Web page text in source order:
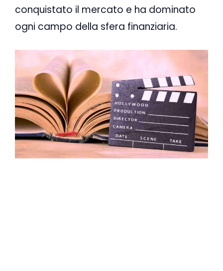
conquistato il mercato e ha dominato
ogni campo della sfera finanziaria.